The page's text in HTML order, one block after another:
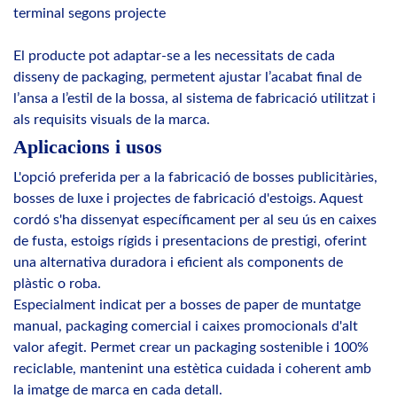
terminal segons projecte
El producte pot adaptar-se a les necessitats de cada
disseny de packaging, permetent ajustar l’acabat final de
l’ansa a l’estil de la bossa, al sistema de fabricació utilitzat i
als requisits visuals de la marca.
Aplicacions i usos
L'opció preferida per a la fabricació de bosses publicitàries,
bosses de luxe i projectes de fabricació d'estoigs. Aquest
cordó s'ha dissenyat específicament per al seu ús en caixes
de fusta, estoigs rígids i presentacions de prestigi, oferint
una alternativa duradora i eficient als components de
plàstic o roba.
Especialment indicat per a bosses de paper de muntatge
manual, packaging comercial i caixes promocionals d'alt
valor afegit. Permet crear un packaging sostenible i 100%
reciclable, mantenint una estètica cuidada i coherent amb
la imatge de marca en cada detall.